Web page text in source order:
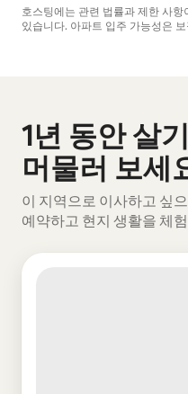
호스팅에는 관련 법률과 제한 사
있습니다. 아파트 입주 가능성은
1년 동안 살
머물러 보세
이 지역으로 이사하고 싶
예약하고 현지 생활을 체
0개 중 0개 표시됨